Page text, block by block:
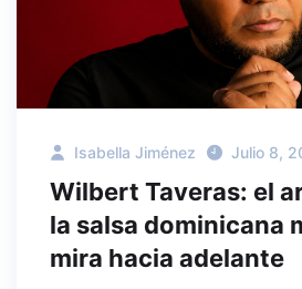
Isabella Jiménez Julio 8,
Wilbert Taveras: el
la salsa dominicana
mira hacia adelante